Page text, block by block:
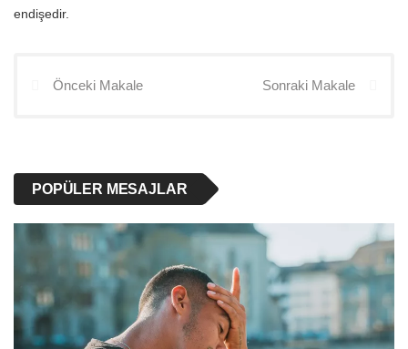
endişedir.
Önceki Makale Sonraki Makale
POPÜLER MESAJLAR